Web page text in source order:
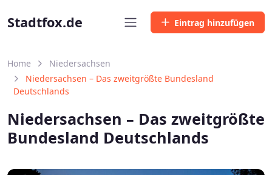
Stadtfox.de Eintrag hinzufügen
Home
Niedersachsen
Niedersachsen – Das zweitgrößte Bundesland
Deutschlands
Niedersachsen – Das zweitgrößte
Bundesland Deutschlands